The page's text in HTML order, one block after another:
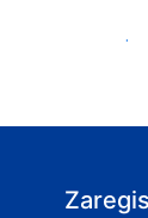
Začať